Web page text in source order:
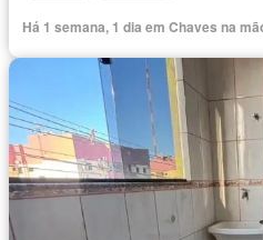
Há 1 semana, 1 dia em Chaves na